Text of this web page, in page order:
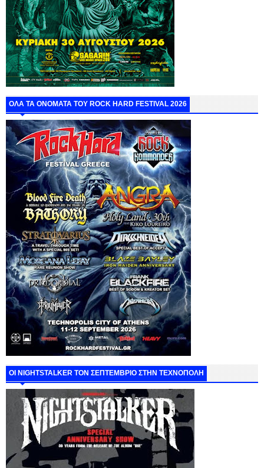
ΟΛΑ ΤΑ ΟΝΟΜΑΤΑ ΤΟΥ ROCK HARD FESTIVAL 2026
ΟΙ NIGHTSTALKER ΤΟΝ ΣΕΠΤΕΜΒΡΙΟ ΣΤΗΝ ΤΕΧΝΟΠΟΛΗ